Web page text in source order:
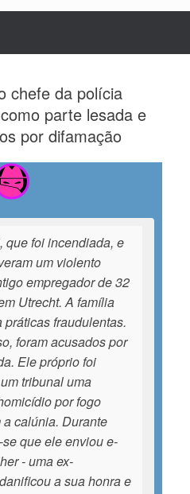
chefe da polícia
parte lesada e
por difamação
que foi incendiada, e
um violento
empregador de 32
Utrecht. A família
fraudulentas.
foram acusados por
Ele próprio foi
tribunal uma
por fogo
calúnia. Durante
que ele enviou e-
- uma ex-
a sua honra e